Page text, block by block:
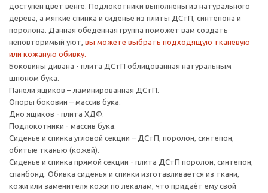
доступен цвет венге. Подлокотники выполнены из натурального
дерева, а мягкие спинка и сиденье из плиты ДСтП, синтепона и
поролона. Данная обеденная группа поможет вам создать
неповторимый уют, вы можете выбрать подходящую тканевую
или кожаную обивку.
Боковины дивана - плита ДСтП облицованная натуральным
шпоном бука.
Панели ящиков – ламинированная ДСтП.
Опоры боковин – массив бука.
Дно ящиков - плита ХДФ.
Подлокотники - массив бука.
Сиденье и спинка угловой секции – ДСтП, поролон, синтепон,
обитые тканью (кожей).
Сиденье и спинка прямой секции - плита ДСтП поролон, синтепон,
спанбонд. Обивка сиденья и спинки изготавливается из ткани,
кожи или заменителя кожи по лекалам, что придаѐт ему свой